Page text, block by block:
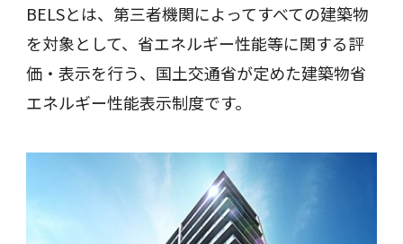
BELSとは、第三者機関によってすべての建築物
を対象として、省エネルギー性能等に関する評
価・表示を行う、国土交通省が定めた建築物省
エネルギー性能表示制度です。